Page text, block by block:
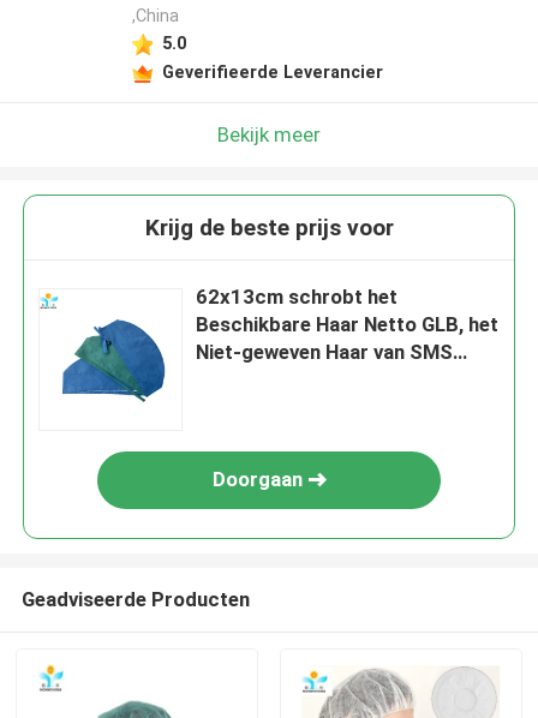
,China
5.0
Geverifieerde Leverancier
Bekijk meer
Krijg de beste prijs voor
62x13cm schrobt het
Beschikbare Haar Netto GLB, het
Niet-geweven Haar van SMS
Doorgaan
Geadviseerde Producten